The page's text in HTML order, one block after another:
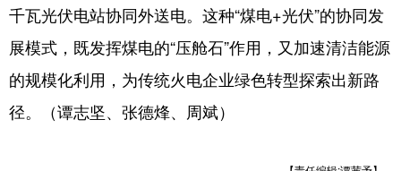
千瓦光伏电站协同外送电。这种“煤电+光伏”的协同发
展模式，既发挥煤电的“压舱石”作用，又加速清洁能源
的规模化利用，为传统火电企业绿色转型探索出新路
径。（谭志坚、张德烽、周斌）